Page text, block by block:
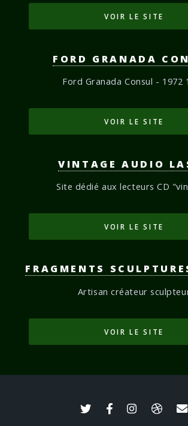
VOIR LE SITE
FORD GRANADA
Ford Granada Consul - 1972
VOIR LE SITE
VINTAGE AUDIO
Site dédié aux lecteurs CD
VOIR LE SITE
FRAGMENTS
Artisan créateur
VOIR LE SITE